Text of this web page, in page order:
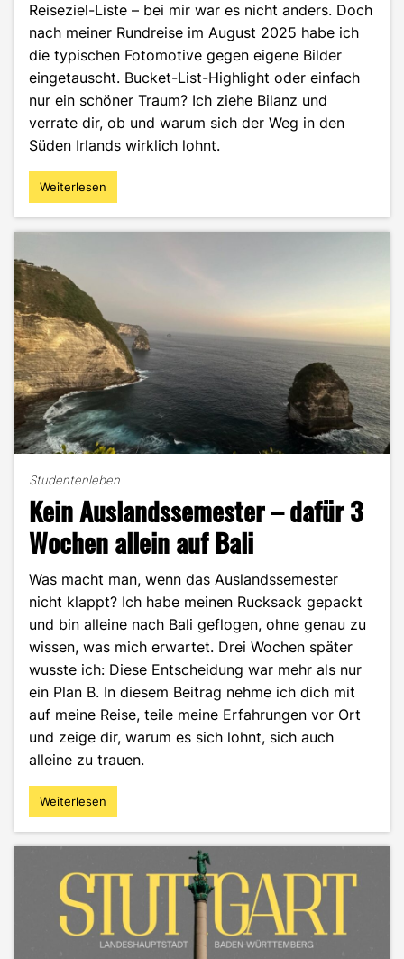
Reiseziel-Liste – bei mir war es nicht anders. Doch
nach meiner Rundreise im August 2025 habe ich
die typischen Fotomotive gegen eigene Bilder
eingetauscht. Bucket-List-Highlight oder einfach
nur ein schöner Traum? Ich ziehe Bilanz und
verrate dir, ob und warum sich der Weg in den
Süden Irlands wirklich lohnt.
"Irland
–
Touristenfalle?"
Weiterlesen
Studentenleben
Kein Auslandssemester – dafür 3
Wochen allein auf Bali
Was macht man, wenn das Auslandssemester
nicht klappt? Ich habe meinen Rucksack gepackt
und bin alleine nach Bali geflogen, ohne genau zu
wissen, was mich erwartet. Drei Wochen später
wusste ich: Diese Entscheidung war mehr als nur
ein Plan B. In diesem Beitrag nehme ich dich mit
auf meine Reise, teile meine Erfahrungen vor Ort
und zeige dir, warum es sich lohnt, sich auch
alleine zu trauen.
"Kein
Auslandssemester
Wochen
allein
Weiterlesen